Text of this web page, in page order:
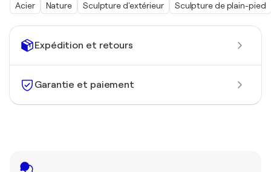
Expédition et retours
Garantie et paiement
Acier Nature Sculpture d'extérieur Sculpture de plain-pied